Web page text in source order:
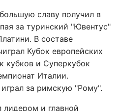
славу получил в
за туринский "Ювентус"
В составе
Кубок европейских
кубков и Суперкубок
Италии.
за римскую "Рому".
лидером и главной